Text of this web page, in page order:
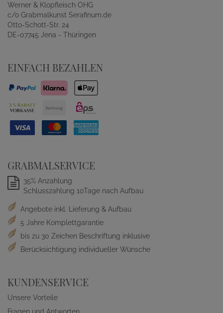
Werner & Klopfleisch OHG
c/o Grabmalkunst Serafinum.de
Otto-Schott-Str. 24
DE-07745 Jena - Thüringen
EINFACH BEZAHLEN
GRABMALSERVICE
35% Anzahlung
Schlusszahlung 10Tage nach Aufbau
Angebote inkl. Lieferung & Aufbau
5 Jahre Komplettgarantie
bis zu 30 Zeichen Beschriftung inklusive
Berücksichtigung individueller Wünsche
KUNDENSERVICE
Unsere Vorteile
Fragen und Antworten